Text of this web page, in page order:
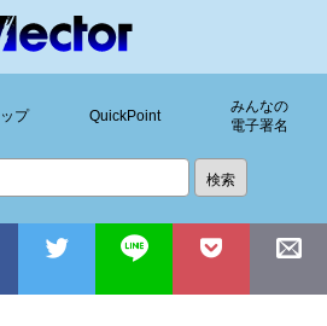
プ QuickPoint
みんなの
電子署名